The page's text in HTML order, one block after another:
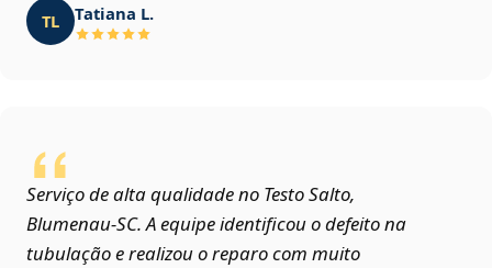
TL Tatiana L.
Serviço de alta qualidade no Testo Salto,
Blumenau‑SC. A equipe identificou o defeito na
tubulação e realizou o reparo com muito